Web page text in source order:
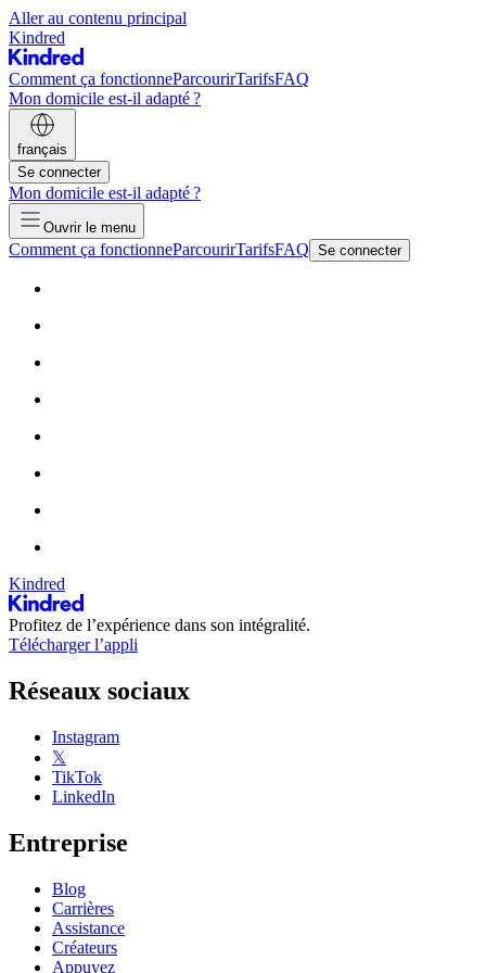
Aller au contenu principal
Kindred
Comment ça fonctionneParcourirTarifsFAQ
Mon domicile est-il adapté ?
français
Se connecter
Mon domicile est-il adapté ?
Ouvrir le menu
Comment ça fonctionneParcourirTarifsFAQ Se connecter
Kindred
Profitez de l’expérience dans son intégralité.
Télécharger l’appli
Réseaux sociaux
Instagram
𝕏
TikTok
LinkedIn
Entreprise
Blog
Carrières
Assistance
Créateurs
Appuyez